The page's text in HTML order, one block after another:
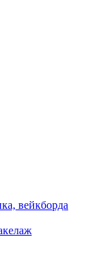
вейкборда